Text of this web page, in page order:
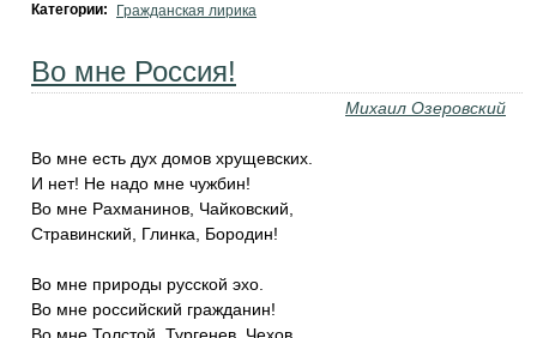
Категории: Гражданская лирика
Во мне Россия!
Михаил Озеровский
Во мне есть дух домов хрущевских.
И нет! Не надо мне чужбин!
Во мне Рахманинов, Чайковский,
Стравинский, Глинка, Бородин!
Во мне природы русской эхо.
Во мне российский гражданин!